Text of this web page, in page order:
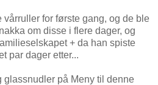
for første gang, og de ble
om disse i flere dager, og
+ da han spiste
par dager etter...
glassnudler på Meny til denne